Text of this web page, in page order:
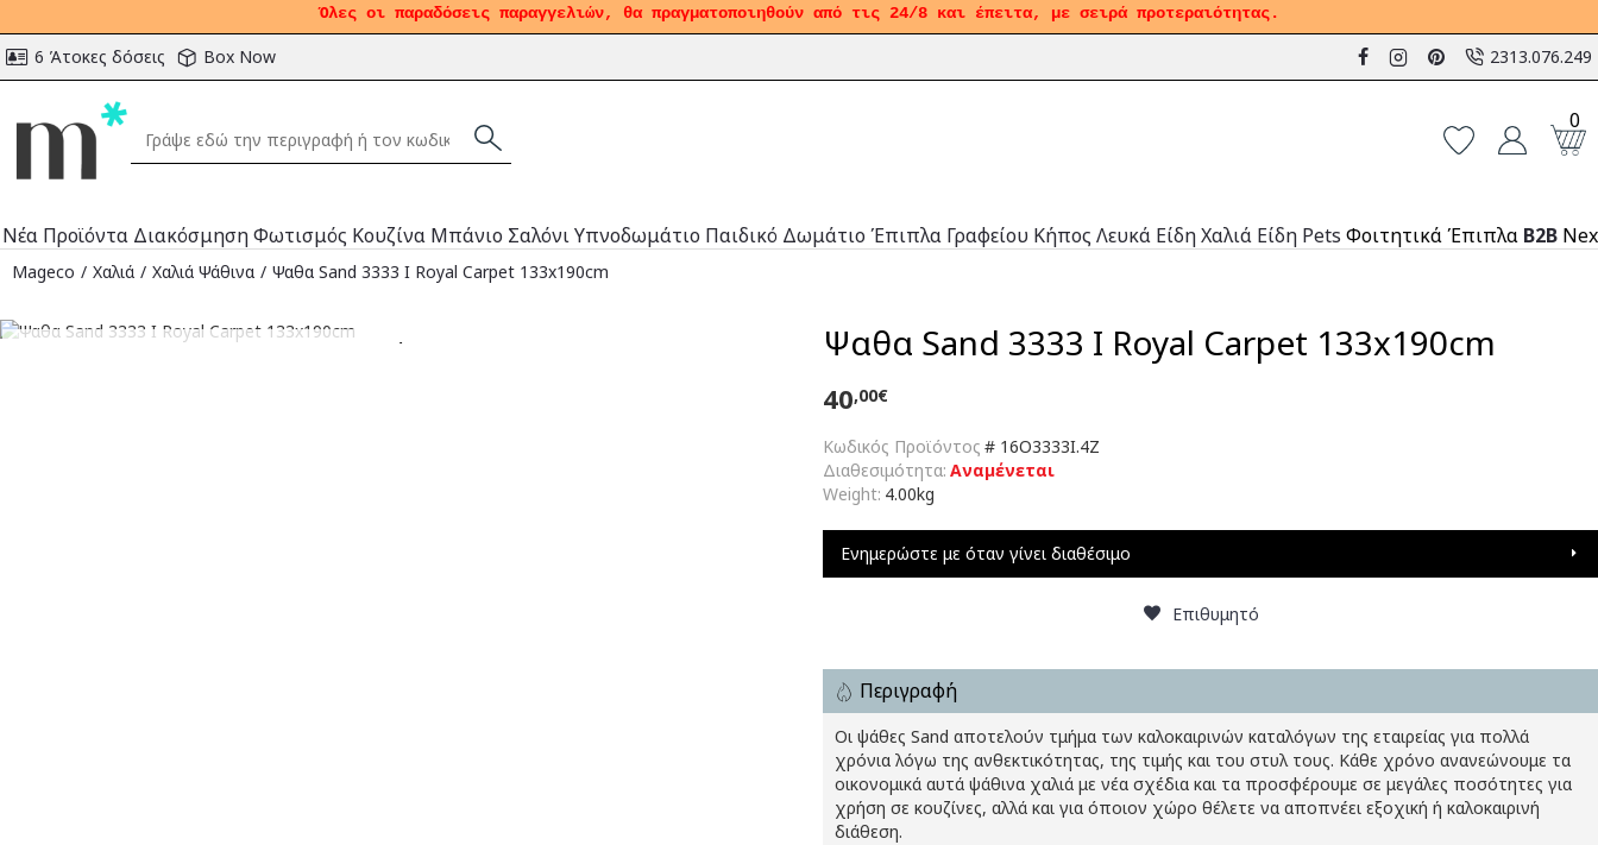
Όλες οι παραδόσεις παραγγελιών, θα πραγματοποιηθούν από τις 24/8 και έπειτα, με σειρά προτεραιότητας.
6 Άτοκες δόσεις Box Now 2313.076.249
0
Νέα Προϊόντα ΔιακόσμησηΦωτισμός Κουζίνα Μπάνιο ΣαλόνιΥπνοδωμάτιο Παιδικό Δωμάτιο Έπιπλα Γραφείου Κήπος Λευκά ΕίδηΧαλιά Είδη Pets Φοιτητικά Έπιπλα B2B
Mageco Χαλιά Χαλιά Ψάθινα Ψαθα Sand 3333 I Royal Carpet 133x190cm
Αναμένεται Ψαθα Sand 3333 I Royal Carpet 133x190cm
Κωδικός Προϊόντος # 16O3333I.4Z
Διαθεσιμότητα: Αναμένεται
Weight: 4.00kg
40,00€
Ενημερώστε με όταν γίνει διαθέσιμο
Επιθυμητό
Περιγραφή
Οι ψάθες Sand αποτελούν τμήμα των καλοκαιρινών καταλόγων της εταιρείας για πολλά
χρόνια λόγω της ανθεκτικότητας, της τιμής και του στυλ τους. Κάθε χρόνο ανανεώνουμε τα
οικονομικά αυτά ψάθινα χαλιά με νέα σχέδια και τα προσφέρουμε σε μεγάλες ποσότητες για
χρήση σε κουζίνες, αλλά και για όποιον χώρο θέλετε να αποπνέει εξοχική ή καλοκαιρινή
διάθεση.